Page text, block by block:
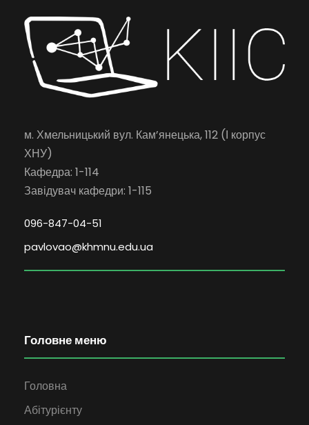
м. Хмельницький вул. Кам’янецька, 112 (І корпус
ХНУ)
Кафедра: 1-114
Завідувач кафедри: 1-115
096-847-04-51
pavlovao@khmnu.edu.ua
Головне меню
Головна
Абітурієнту